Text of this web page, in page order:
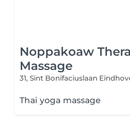
Noppakoaw
Massage
31, Sint Bonifaciuslaan
Thai yoga massage